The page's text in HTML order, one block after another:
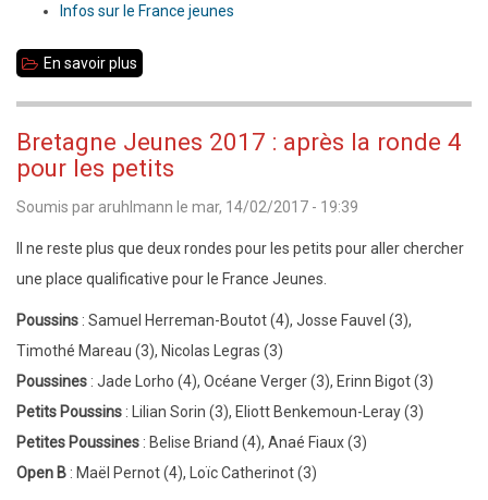
Infos sur le France jeunes
En savoir plus
2017
c'est
fini
!
Bretagne Jeunes 2017 : après la ronde 4
pour les petits
Soumis par aruhlmann le mar, 14/02/2017 - 19:39
Il ne reste plus que deux rondes pour les petits pour aller chercher
une place qualificative pour le France Jeunes.
Poussins : Samuel Herreman-Boutot (4), Josse Fauvel (3),
Timothé Mareau (3), Nicolas Legras (3)
Poussines : Jade Lorho (4), Océane Verger (3), Erinn Bigot (3)
Petits Poussins : Lilian Sorin (3), Eliott Benkemoun-Leray (3)
Petites Poussines : Belise Briand (4), Anaé Fiaux (3)
Open B : Maël Pernot (4), Loïc Catherinot (3)